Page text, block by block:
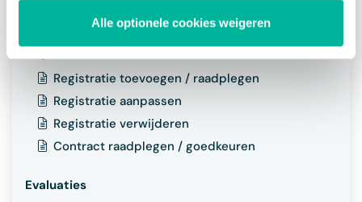
Alle optionele cookies weigeren
Taken raadplegen / beheren
Registratie toevoegen / raadplegen
Registratie aanpassen
Registratie verwijderen
Contract raadplegen / goedkeuren
Evaluaties